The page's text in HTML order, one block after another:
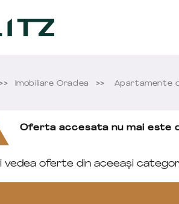
Imobiliare Oradea Apartamente
Oferta accesata nu mai este
vedea oferte din aceeași